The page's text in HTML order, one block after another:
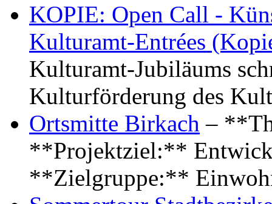
KOPIE: Open Call -
Kulturamt-Entrées
Kulturamt-Jubiläums
Kulturförderung des
Ortsmitte Birkach –
**Projektziel:**
**Zielgruppe:**